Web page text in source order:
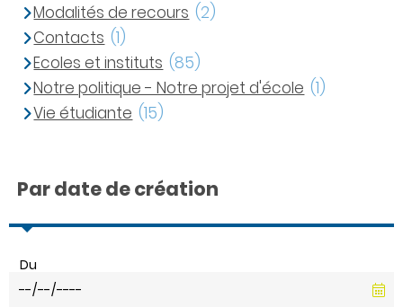
Modalités de recours (2)
Contacts (1)
Ecoles et instituts (85)
Notre politique - Notre projet d'école (1)
Vie étudiante (15)
Par date de création
Du